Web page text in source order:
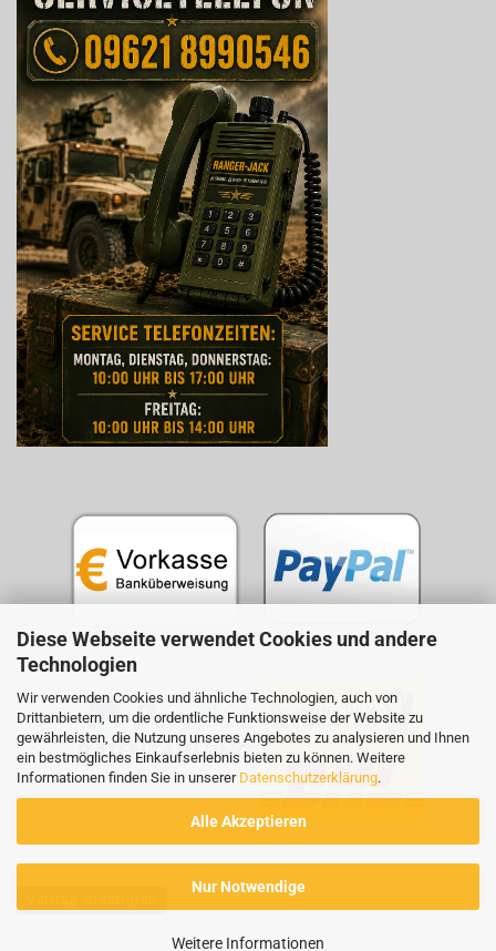
Diese Webseite verwendet Cookies und andere
Technologien
Wir verwenden Cookies und ähnliche Technologien, auch von
Drittanbietern, um die ordentliche Funktionsweise der Website zu
gewährleisten, die Nutzung unseres Angebotes zu analysieren und Ihnen
ein bestmögliches Einkaufserlebnis bieten zu können. Weitere
Informationen finden Sie in unserer Datenschutzerklärung.
Alle Akzeptieren
Nur Notwendige
Weitere Informationen